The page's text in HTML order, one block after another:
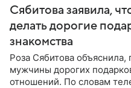
Сябитова заявила,
делать дорогие
знакомства
Роза Сябитова
мужчины дорогих
отношений. По словам